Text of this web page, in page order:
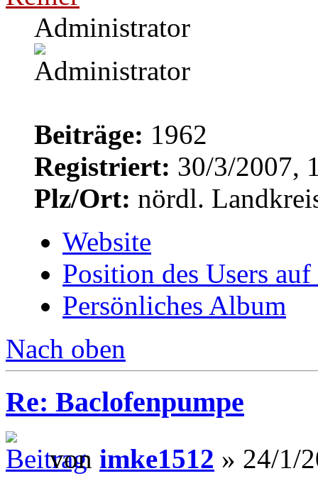
Administrator
Beiträge: 1962
Registriert: 30/3/2007,
Plz/Ort: nördl.
Website
Position des Users
Persönliches Album
Nach oben
Re: Baclofenpumpe
von imke1512 » 24/1/